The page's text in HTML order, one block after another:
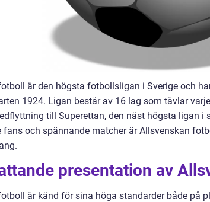
är den högsta fotbollsligan i Sverige och
1924. Ligan består av 16 lag som tävlar
till Superettan, den näst högsta ligan i
fans och spännande matcher är Allsvenskan
presentation av
är känd för sina höga standarder både på